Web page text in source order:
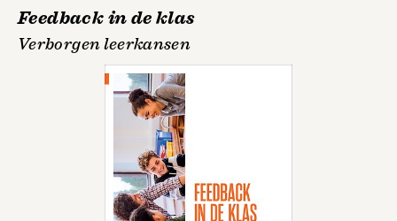
Feedback in de klas
Verborgen leerkansen